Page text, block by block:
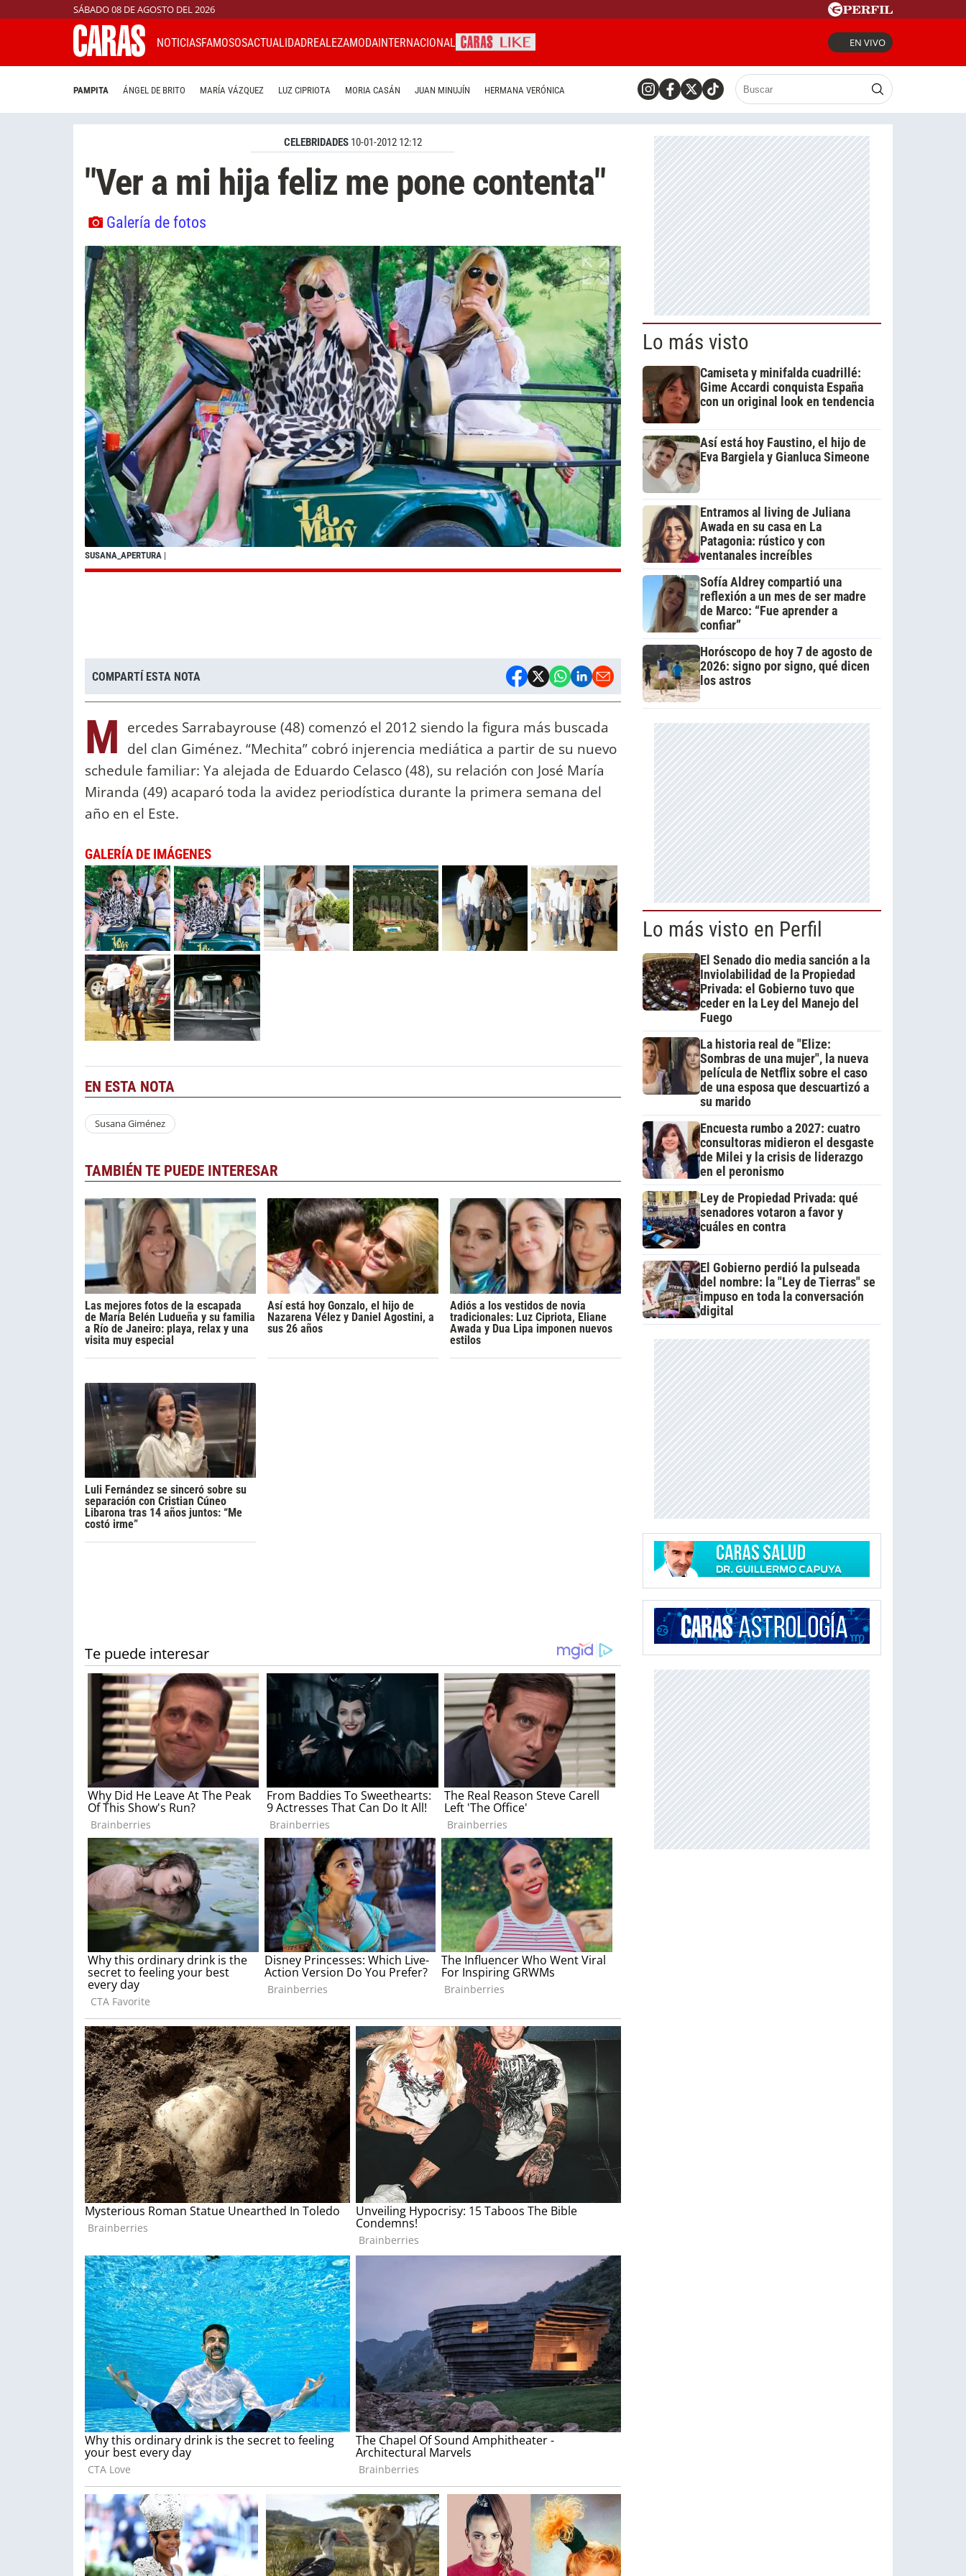
SÁBADO 08 DE AGOSTO DEL 2026
NOTICIASFAMOSOSACTUALIDADREALEZAMODAINTERNACIONAL EN VIVO
PAMPITA ÁNGEL DE BRITO MARÍA VÁZQUEZ LUZ CIPRIOTA MORIA CASÁN JUAN MINUJÍN HERMANA VERÓNICA
CELEBRIDADES 10-01-2012 12:12
"Ver a mi hija feliz me pone contenta"
Galería de fotos
SUSANA_APERTURA |
COMPARTÍ ESTA NOTA
M ercedes Sarrabayrouse (48) comenzó el 2012 siendo la figura más buscada
del clan Giménez. “Mechita” cobró injerencia mediática a partir de su nuevo
schedule familiar: Ya alejada de Eduardo Celasco (48), su relación con José María
Miranda (49) acaparó toda la avidez periodística durante la primera semana del
año en el Este.
GALERÍA DE IMÁGENES
EN ESTA NOTA
Susana Giménez
TAMBIÉN TE PUEDE INTERESAR
Las mejores fotos de la escapada
de María Belén Ludueña y su familia
a Río de Janeiro: playa, relax y una
visita muy especial
Así está hoy Gonzalo, el hijo de
Nazarena Vélez y Daniel Agostini, a
sus 26 años
Adiós a los vestidos de novia
tradicionales: Luz Cipriota, Eliane
Awada y Dua Lipa imponen nuevos
estilos
Luli Fernández se sinceró sobre su
separación con Cristian Cúneo
Libarona tras 14 años juntos: “Me
costó irme”
Lo más visto
Camiseta y minifalda cuadrillé:
Gime Accardi conquista España
con un original look en tendencia
Así está hoy Faustino, el hijo de
Eva Bargiela y Gianluca Simeone
Entramos al living de Juliana
Awada en su casa en La
Patagonia: rústico y con
ventanales increíbles
Sofía Aldrey compartió una
reflexión a un mes de ser madre
de Marco: “Fue aprender a
confiar”
Horóscopo de hoy 7 de agosto de
2026: signo por signo, qué dicen
los astros
Lo más visto en Perfil
El Senado dio media sanción a la
Inviolabilidad de la Propiedad
Privada: el Gobierno tuvo que
ceder en la Ley del Manejo del
Fuego
La historia real de "Elize:
Sombras de una mujer", la nueva
película de Netflix sobre el caso
de una esposa que descuartizó a
su marido
Encuesta rumbo a 2027: cuatro
consultoras midieron el desgaste
de Milei y la crisis de liderazgo
en el peronismo
Ley de Propiedad Privada: qué
senadores votaron a favor y
cuáles en contra
El Gobierno perdió la pulseada
del nombre: la "Ley de Tierras" se
impuso en toda la conversación
digital